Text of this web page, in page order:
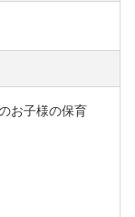
お子様の保育